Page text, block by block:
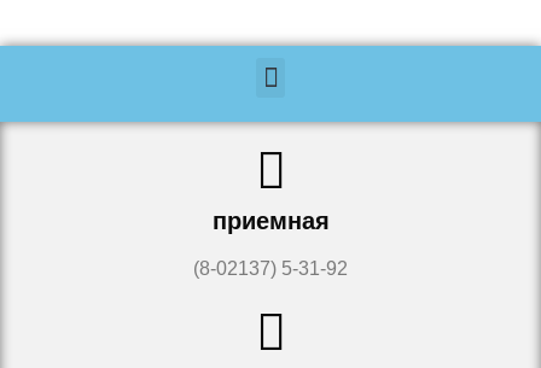
приемная
(8-02137) 5-31-92